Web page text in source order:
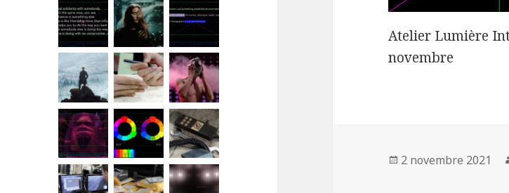
Atelier Lumière
novembre
Publié
2 novembre 2021